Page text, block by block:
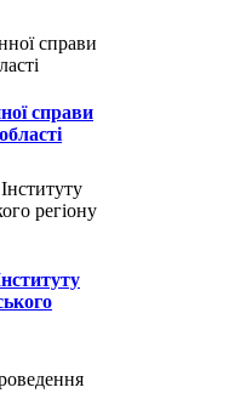
справи